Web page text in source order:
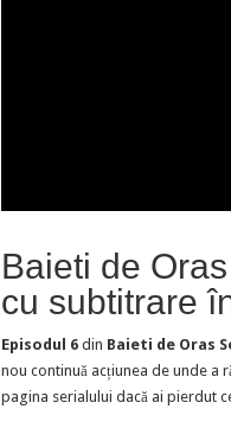
Baieti de
cu subtitrare
Episodul 6din Baieti de Oras
nou continuă acțiunea de unde a
pagina serialului dacă ai pierdut